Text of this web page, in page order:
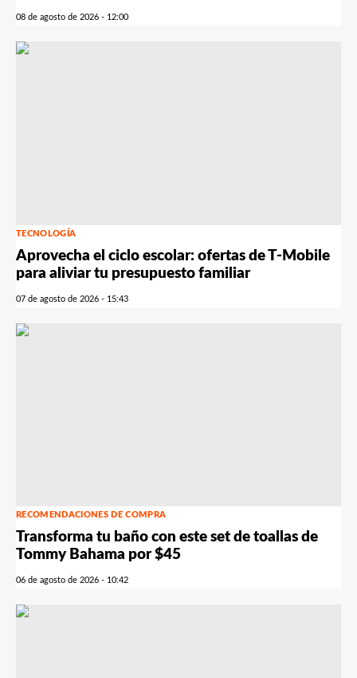
08 de agosto de 2026 - 12:00
TECNOLOGÍA
Aprovecha el ciclo escolar: ofertas de T-Mobile
para aliviar tu presupuesto familiar
07 de agosto de 2026 - 15:43
RECOMENDACIONES DE COMPRA
Transforma tu baño con este set de toallas de
Tommy Bahama por $45
06 de agosto de 2026 - 10:42